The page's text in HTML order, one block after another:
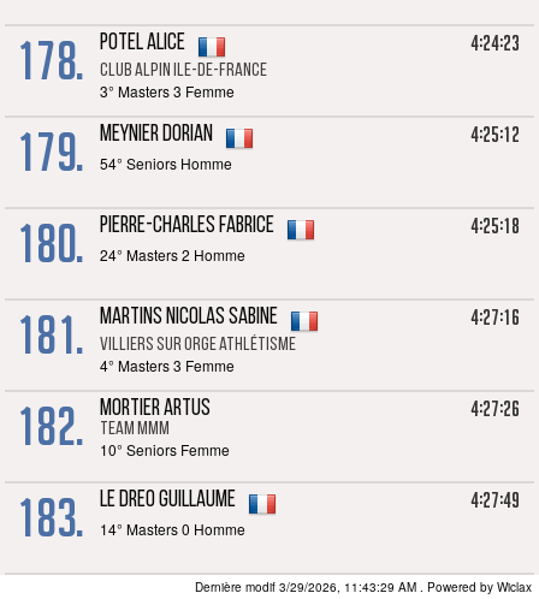
178. POTEL Alice
Club alpin Ile-de-France
3° Masters 3 Femme
4:24:23
179. MEYNIER Dorian
54° Seniors Homme
4:25:12
180. PIERRE-CHARLES Fabrice
24° Masters 2 Homme
4:25:18
181. MARTINS NICOLAS Sabine
Villiers sur orge athlétisme
4° Masters 3 Femme
4:27:16
182. MORTIER Artus
TEAM MMM
10° Seniors Femme
4:27:26
183. LE DREO Guillaume
14° Masters 0 Homme
4:27:49
COULOMB LONGIN Fanny 4:29:30
Dernière modif 3/29/2026, 11:43:29 AM . Powered by Wiclax